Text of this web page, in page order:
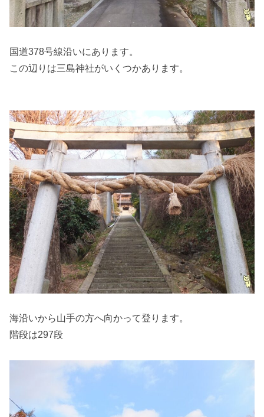
国道378号線沿いにあります。
この辺りは三島神社がいくつかあります。
海沿いから山手の方へ向かって登ります。
階段は297段